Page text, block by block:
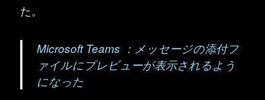
た。
Microsoft Teams ：メッセージの添付フ
ァイルにプレビューが表示されるよう
になった